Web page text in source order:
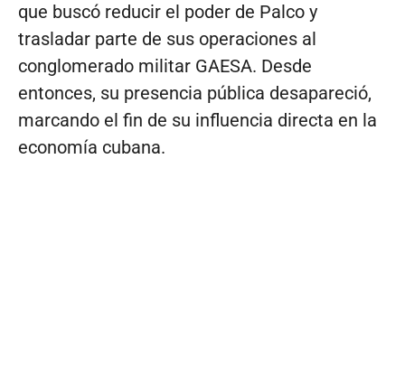
que buscó reducir el poder de Palco y
trasladar parte de sus operaciones al
conglomerado militar GAESA. Desde
entonces, su presencia pública desapareció,
marcando el fin de su influencia directa en la
economía cubana.